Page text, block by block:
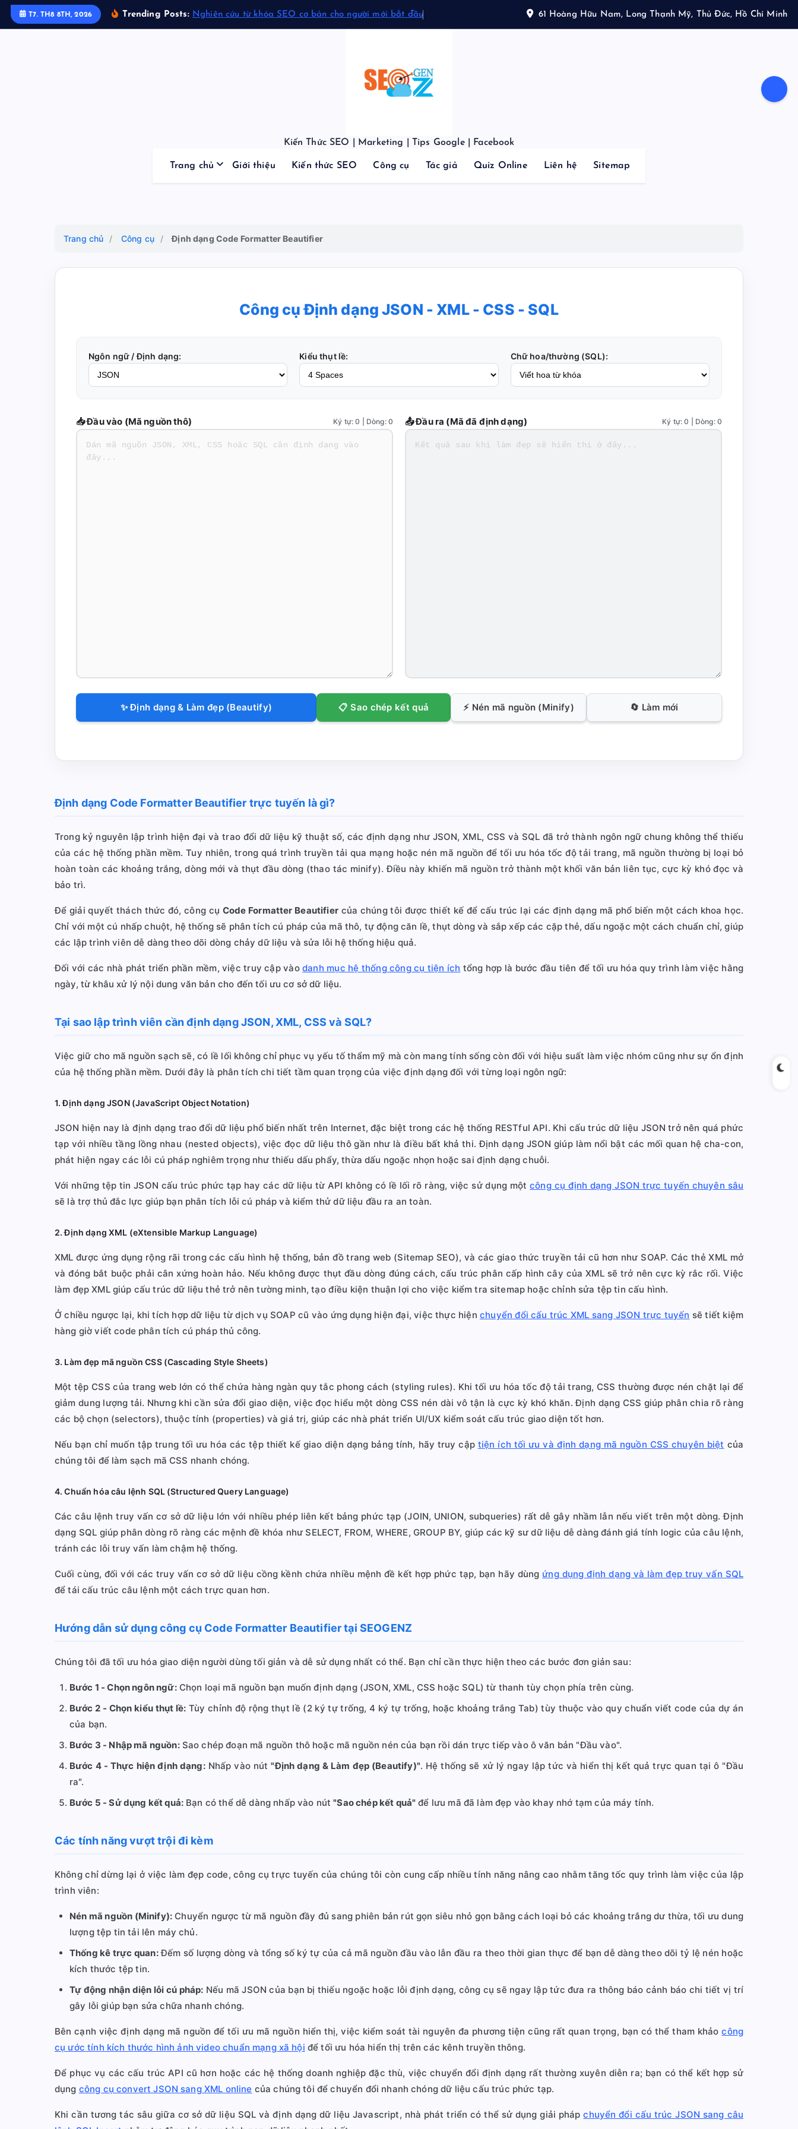
T7. TH8 8TH, 2026 Trending Posts: Nghiên cứu từ khóa SEO cơ bản cho người mới bắt đầu 61 Hoàng Hữu Nam, Long Thạnh Mỹ, Thủ Đức, Hồ Chí Minh
Kiến Thức SEO | Marketing | Tips Google | Facebook
Trang chủ Giới thiệu Kiến thức SEO Công cụ Tác giả Quiz Online Liên hệ Sitemap
Trang chủ / Công cụ / Định dạng Code Formatter Beautifier
Công cụ Định dạng JSON - XML - CSS - SQL
Ngôn ngữ / Định dạng: Kiểu thụt lề: Chữ hoa/thường (SQL):
📥 Đầu vào (Mã nguồn thô) Ký tự: 0 | Dòng: 0 📤 Đầu ra (Mã đã định dạng) Ký tự: 0 | Dòng: 0
✨ Định dạng & Làm đẹp (Beautify) 📋 Sao chép kết quả ⚡ Nén mã nguồn (Minify) 🔄 Làm mới
Định dạng Code Formatter Beautifier trực tuyến là gì?
Trong kỷ nguyên lập trình hiện đại và trao đổi dữ liệu kỹ thuật số, các định dạng như JSON, XML, CSS và SQL đã trở thành ngôn ngữ chung không thể thiếu
của các hệ thống phần mềm. Tuy nhiên, trong quá trình truyền tải qua mạng hoặc nén mã nguồn để tối ưu hóa tốc độ tải trang, mã nguồn thường bị loại bỏ
hoàn toàn các khoảng trắng, dòng mới và thụt đầu dòng (thao tác minify). Điều này khiến mã nguồn trở thành một khối văn bản liên tục, cực kỳ khó đọc và
bảo trì.
Để giải quyết thách thức đó, công cụ Code Formatter Beautifiercủa chúng tôi được thiết kế để cấu trúc lại các định dạng mã phổ biến một cách khoa học.
Chỉ với một cú nhấp chuột, hệ thống sẽ phân tích cú pháp của mã thô, tự động căn lề, thụt dòng và sắp xếp các cặp thẻ, dấu ngoặc một cách chuẩn chỉ, giúp
các lập trình viên dễ dàng theo dõi dòng chảy dữ liệu và sửa lỗi hệ thống hiệu quả.
Đối với các nhà phát triển phần mềm, việc truy cập vàodanh mục hệ thống công cụ tiện ích tổng hợp là bước đầu tiên để tối ưu hóa quy trình làm việc hằng
ngày, từ khâu xử lý nội dung văn bản cho đến tối ưu cơ sở dữ liệu.
Tại sao lập trình viên cần định dạng JSON, XML, CSS và SQL?
Việc giữ cho mã nguồn sạch sẽ, có lề lối không chỉ phục vụ yếu tố thẩm mỹ mà còn mang tính sống còn đối với hiệu suất làm việc nhóm cũng như sự ổn định
của hệ thống phần mềm. Dưới đây là phân tích chi tiết tầm quan trọng của việc định dạng đối với từng loại ngôn ngữ:
1. Định dạng JSON (JavaScript Object Notation)
JSON hiện nay là định dạng trao đổi dữ liệu phổ biến nhất trên Internet, đặc biệt trong các hệ thống RESTful API. Khi cấu trúc dữ liệu JSON trở nên quá phức
tạp với nhiều tầng lồng nhau (nested objects), việc đọc dữ liệu thô gần như là điều bất khả thi. Định dạng JSON giúp làm nổi bật các mối quan hệ cha-con,
phát hiện ngay các lỗi cú pháp nghiêm trọng như thiếu dấu phẩy, thừa dấu ngoặc nhọn hoặc sai định dạng chuỗi.
Với những tệp tin JSON cấu trúc phức tạp hay các dữ liệu từ API không có lề lối rõ ràng, việc sử dụng mộtcông cụ định dạng JSON trực tuyến chuyên sâu
sẽ là trợ thủ đắc lực giúp bạn phân tích lỗi cú pháp và kiểm thử dữ liệu đầu ra an toàn.
2. Định dạng XML (eXtensible Markup Language)
XML được ứng dụng rộng rãi trong các cấu hình hệ thống, bản đồ trang web (Sitemap SEO), và các giao thức truyền tải cũ hơn như SOAP. Các thẻ XML mở
và đóng bắt buộc phải cân xứng hoàn hảo. Nếu không được thụt đầu dòng đúng cách, cấu trúc phân cấp hình cây của XML sẽ trở nên cực kỳ rắc rối. Việc
làm đẹp XML giúp cấu trúc dữ liệu thẻ trở nên tường minh, tạo điều kiện thuận lợi cho việc kiểm tra sitemap hoặc chỉnh sửa tệp tin cấu hình.
Ở chiều ngược lại, khi tích hợp dữ liệu từ dịch vụ SOAP cũ vào ứng dụng hiện đại, việc thực hiệnchuyển đổi cấu trúc XML sang JSON trực tuyến sẽ tiết kiệm
hàng giờ viết code phân tích cú pháp thủ công.
3. Làm đẹp mã nguồn CSS (Cascading Style Sheets)
Một tệp CSS của trang web lớn có thể chứa hàng ngàn quy tắc phong cách (styling rules). Khi tối ưu hóa tốc độ tải trang, CSS thường được nén chặt lại để
giảm dung lượng tải. Nhưng khi cần sửa đổi giao diện, việc đọc hiểu một dòng CSS nén dài vô tận là cực kỳ khó khăn. Định dạng CSS giúp phân chia rõ ràng
các bộ chọn (selectors), thuộc tính (properties) và giá trị, giúp các nhà phát triển UI/UX kiểm soát cấu trúc giao diện tốt hơn.
Nếu bạn chỉ muốn tập trung tối ưu hóa các tệp thiết kế giao diện dạng bảng tính, hãy truy cập tiện ích tối ưu và định dạng mã nguồn CSS chuyên biệt của
chúng tôi để làm sạch mã CSS nhanh chóng.
4. Chuẩn hóa câu lệnh SQL (Structured Query Language)
Các câu lệnh truy vấn cơ sở dữ liệu lớn với nhiều phép liên kết bảng phức tạp (JOIN, UNION, subqueries) rất dễ gây nhầm lẫn nếu viết trên một dòng. Định
dạng SQL giúp phân dòng rõ ràng các mệnh đề khóa như SELECT, FROM, WHERE, GROUP BY, giúp các kỹ sư dữ liệu dễ dàng đánh giá tính logic của câu lệnh,
tránh các lỗi truy vấn làm chậm hệ thống.
Cuối cùng, đối với các truy vấn cơ sở dữ liệu cồng kềnh chứa nhiều mệnh đề kết hợp phức tạp, bạn hãy dùng ứng dụng định dạng và làm đẹp truy vấn SQL
để tái cấu trúc câu lệnh một cách trực quan hơn.
Hướng dẫn sử dụng công cụ Code Formatter Beautifier tại SEOGENZ
Chúng tôi đã tối ưu hóa giao diện người dùng tối giản và dễ sử dụng nhất có thể. Bạn chỉ cần thực hiện theo các bước đơn giản sau:
Bước 1 - Chọn ngôn ngữ:Chọn loại mã nguồn bạn muốn định dạng (JSON, XML, CSS hoặc SQL) từ thanh tùy chọn phía trên cùng.
Bước 2 - Chọn kiểu thụt lề: Tùy chỉnh độ rộng thụt lề (2 ký tự trống, 4 ký tự trống, hoặc khoảng trắng Tab) tùy thuộc vào quy chuẩn viết code của dự án
của bạn.
Bước 3 - Nhập mã nguồn:Sao chép đoạn mã nguồn thô hoặc mã nguồn nén của bạn rồi dán trực tiếp vào ô văn bản "Đầu vào".
Bước 4 - Thực hiện định dạng:Nhấp vào nút"Định dạng & Làm đẹp (Beautify)". Hệ thống sẽ xử lý ngay lập tức và hiển thị kết quả trực quan tại ô "Đầu
ra".
Bước 5 - Sử dụng kết quả: Bạn có thể dễ dàng nhấp vào nút"Sao chép kết quả" để lưu mã đã làm đẹp vào khay nhớ tạm của máy tính.
Các tính năng vượt trội đi kèm
Không chỉ dừng lại ở việc làm đẹp code, công cụ trực tuyến của chúng tôi còn cung cấp nhiều tính năng nâng cao nhằm tăng tốc quy trình làm việc của lập
trình viên:
Nén mã nguồn (Minify):Chuyển ngược từ mã nguồn đầy đủ sang phiên bản rút gọn siêu nhỏ gọn bằng cách loại bỏ các khoảng trắng dư thừa, tối ưu dung
lượng tệp tin tải lên máy chủ.
Thống kê trực quan:Đếm số lượng dòng và tổng số ký tự của cả mã nguồn đầu vào lẫn đầu ra theo thời gian thực để bạn dễ dàng theo dõi tỷ lệ nén hoặc
kích thước tệp tin.
Tự động nhận diện lỗi cú pháp: Nếu mã JSON của bạn bị thiếu ngoặc hoặc lỗi định dạng, công cụ sẽ ngay lập tức đưa ra thông báo cảnh báo chi tiết vị trí
gây lỗi giúp bạn sửa chữa nhanh chóng.
Bên cạnh việc định dạng mã nguồn để tối ưu mã nguồn hiển thị, việc kiểm soát tài nguyên đa phương tiện cũng rất quan trọng, bạn có thể tham khảocông
cụ ước tính kích thước hình ảnh video chuẩn mạng xã hội để tối ưu hóa hiển thị trên các kênh truyền thông.
Để phục vụ các cấu trúc API cũ hơn hoặc các hệ thống doanh nghiệp đặc thù, việc chuyển đổi định dạng rất thường xuyên diễn ra; bạn có thể kết hợp sử
dụng công cụ convert JSON sang XML online của chúng tôi để chuyển đổi nhanh chóng dữ liệu cấu trúc phức tạp.
Khi cần tương tác sâu giữa cơ sở dữ liệu SQL và định dạng dữ liệu Javascript, nhà phát triển có thể sử dụng giải phápchuyển đổi cấu trúc JSON sang câu